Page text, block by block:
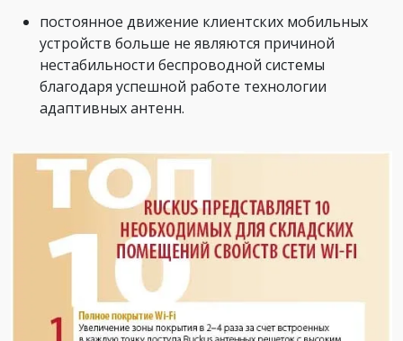
постоянное движение клиентских мобильных
устройств больше не являются причиной
нестабильности беспроводной системы
благодаря успешной работе технологии
адаптивных антенн.